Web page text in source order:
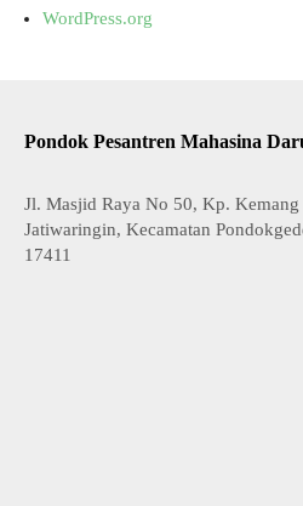
WordPress.org
Pondok Pesantren Mahasina
Jl. Masjid Raya No 50, Kp.
Jatiwaringin, Kecamatan
17411